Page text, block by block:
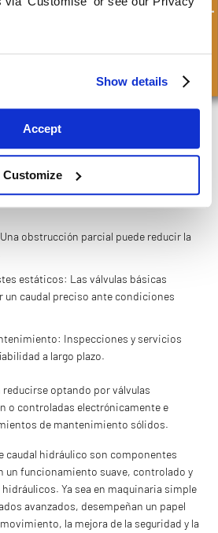
Show details
Accept
Customize
El diseño del sistema puede exigir
elección inadecuada puede provocar
Y CÓMO
de caudal funcionan bien, pueden
obstrucción parcial puede reducir la
estáticos: Las válvulas básicas
un caudal preciso ante condiciones
Inspecciones y servicios
a largo plazo.
optando por válvulas
o controladas electrónicamente e
de mantenimiento sólidos.
caudal hidráulico son componentes
un funcionamiento suave, controlado y
Ya sea en maquinaria simple
avanzados, desempeñan un papel
la mejora de la seguridad y la
Consulta rápida